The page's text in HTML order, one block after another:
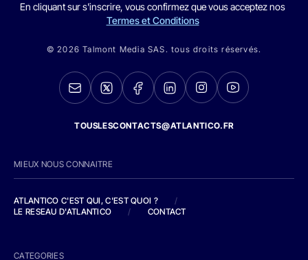
En cliquant sur s'inscrire, vous confirmez que vous acceptez nos
Termes et Conditions
© 2026 Talmont Media SAS. tous droits réservés.
TOUSLESCONTACTS@ATLANTICO.FR
MIEUX NOUS CONNAITRE
ATLANTICO C'EST QUI, C'EST QUOI ?
/
LE RESEAU D'ATLANTICO
/ CONTACT
CATEGORIES